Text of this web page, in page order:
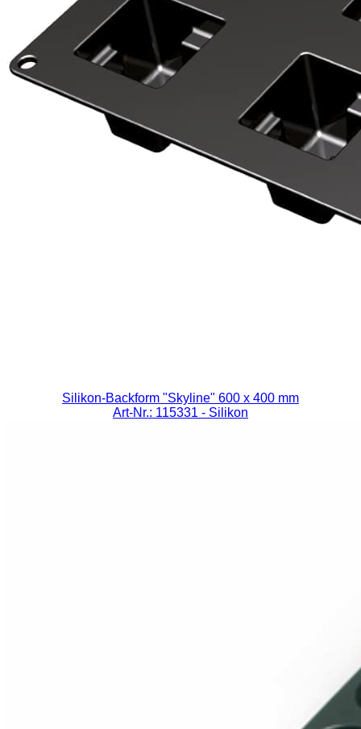
Silikon-Backform "Skyline" 600 x 400 mm
Art-Nr.: 115331 - Silikon